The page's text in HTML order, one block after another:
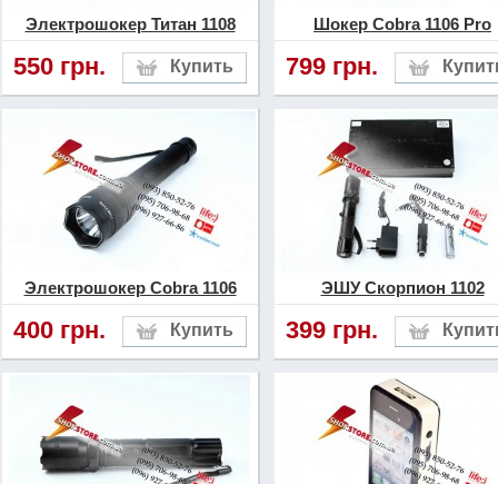
среди гражданского
Все ЭШУ класса
прошли все
сертификацию, имеют
маркировку на упаковке,
следует обращать
В первую очередь шокер
продаваться в заводской
упаковке от
качества, которая
Электрошокер Титан 1108
550 грн.
Шокер Cobra 1106 Pro
799 грн.
Электрошокер Cobra 1106
400 грн.
ЭШУ Скорпион 1102
399 грн.